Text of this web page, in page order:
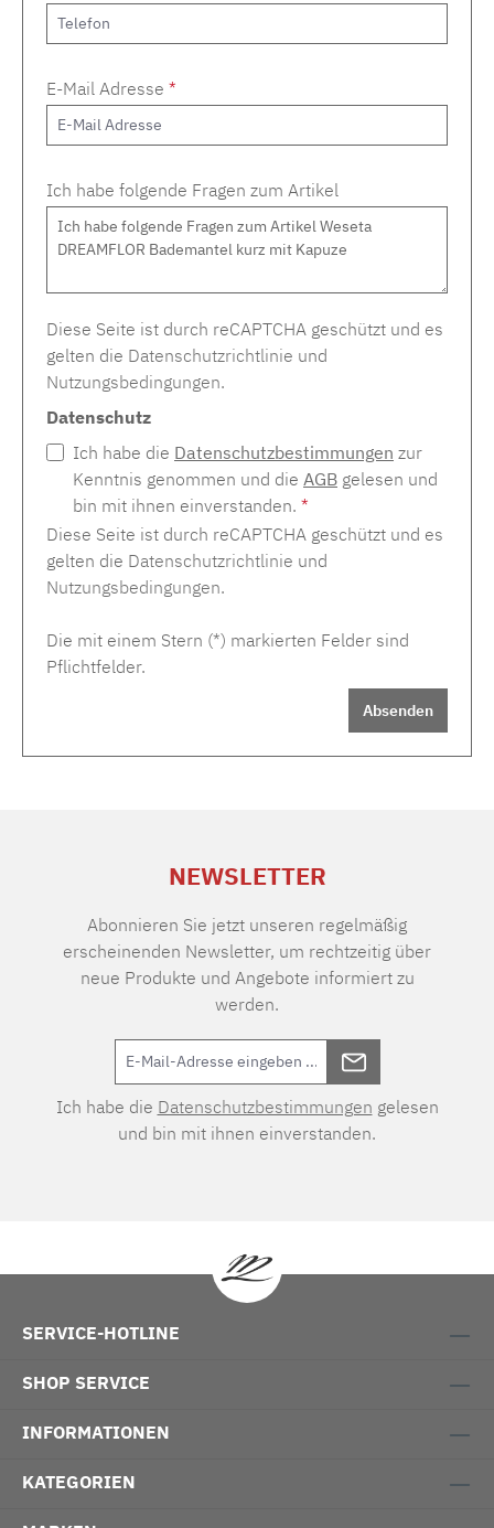
E-Mail Adresse *
Ich habe folgende Fragen zum Artikel
Diese Seite ist durch reCAPTCHA geschützt und es
gelten die Datenschutzrichtlinie und
Nutzungsbedingungen.
Datenschutz
Ich habe die Datenschutzbestimmungen zur
Kenntnis genommen und die AGB gelesen und
bin mit ihnen einverstanden. *
Diese Seite ist durch reCAPTCHA geschützt und es
gelten die Datenschutzrichtlinie und
Nutzungsbedingungen.
Die mit einem Stern (*) markierten Felder sind
Pflichtfelder.
Absenden
NEWSLETTER
Abonnieren Sie jetzt unseren regelmäßig
erscheinenden Newsletter, um rechtzeitig über
neue Produkte und Angebote informiert zu
werden.
Ich habe die Datenschutzbestimmungen gelesen
und bin mit ihnen einverstanden.
SERVICE-HOTLINE
SHOP SERVICE
INFORMATIONEN
KATEGORIEN